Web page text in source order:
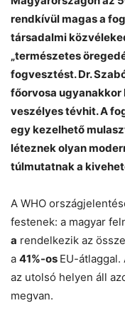
rendkívül magas a
társadalmi
„természetes
fogvesztést. Dr.
főorvosa ugyanakkor
veszélyes tévhit. A
egy kezelhető
léteznek olyan
túlmutatnak a
A WHO
festenek: a magyar
a rendelkezik az
a 41%-os EU-átlaggal.
az utolsó helyen áll
megvan.